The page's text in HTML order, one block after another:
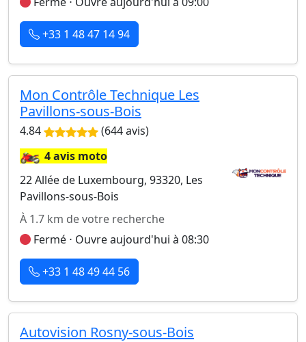
+33 1 48 47 14 94
Mon Contrôle Technique Les
Pavillons-sous-Bois
4.84 (644 avis)
🏍️4 avis moto
22 Allée de Luxembourg, 93320, Les
Pavillons-sous-Bois
À 1.7 km de votre recherche
Fermé ⋅ Ouvre aujourd'hui à 08:30
+33 1 48 49 44 56
Autovision Rosny-sous-Bois